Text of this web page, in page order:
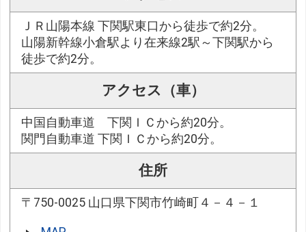
ＪＲ山陽本線 下関駅東口から徒歩で約2分。
山陽新幹線小倉駅より在来線2駅～下関駅から
徒歩で約2分。
アクセス（車）
中国自動車道 下関ＩＣから約20分。
関門自動車道 下関ＩＣから約20分。
住所
〒750-0025 山口県下関市竹崎町４－４－１